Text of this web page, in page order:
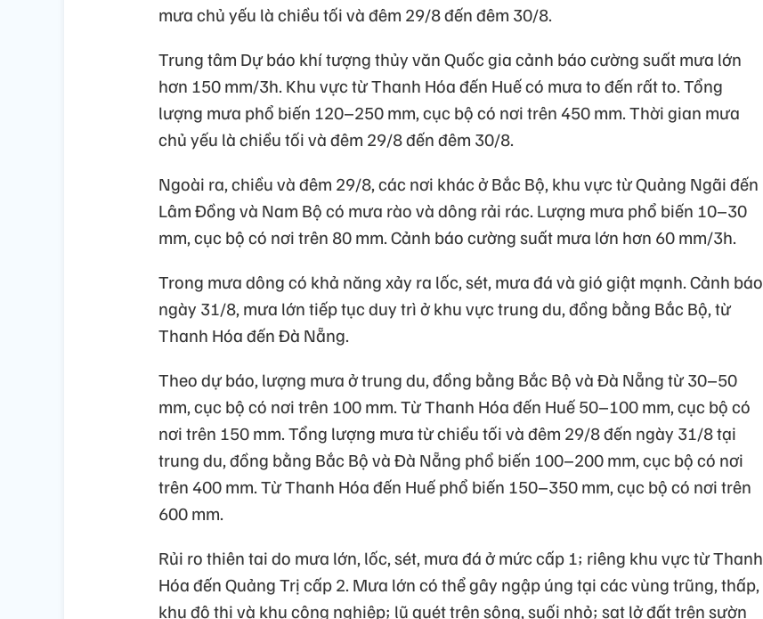
mưa chủ yếu là chiều tối và đêm 29/8 đến đêm 30/8.
Trung tâm Dự báo khí tượng thủy văn Quốc gia cảnh báo cường suất mưa lớn
hơn 150 mm/3h. Khu vực từ Thanh Hóa đến Huế có mưa to đến rất to. Tổng
lượng mưa phổ biến 120–250 mm, cục bộ có nơi trên 450 mm. Thời gian mưa
chủ yếu là chiều tối và đêm 29/8 đến đêm 30/8.
Ngoài ra, chiều và đêm 29/8, các nơi khác ở Bắc Bộ, khu vực từ Quảng Ngãi đến
Lâm Đồng và Nam Bộ có mưa rào và dông rải rác. Lượng mưa phổ biến 10–30
mm, cục bộ có nơi trên 80 mm. Cảnh báo cường suất mưa lớn hơn 60 mm/3h.
Trong mưa dông có khả năng xảy ra lốc, sét, mưa đá và gió giật mạnh. Cảnh báo
ngày 31/8, mưa lớn tiếp tục duy trì ở khu vực trung du, đồng bằng Bắc Bộ, từ
Thanh Hóa đến Đà Nẵng.
Theo dự báo, lượng mưa ở trung du, đồng bằng Bắc Bộ và Đà Nẵng từ 30–50
mm, cục bộ có nơi trên 100 mm. Từ Thanh Hóa đến Huế 50–100 mm, cục bộ có
nơi trên 150 mm. Tổng lượng mưa từ chiều tối và đêm 29/8 đến ngày 31/8 tại
trung du, đồng bằng Bắc Bộ và Đà Nẵng phổ biến 100–200 mm, cục bộ có nơi
trên 400 mm. Từ Thanh Hóa đến Huế phổ biến 150–350 mm, cục bộ có nơi trên
600 mm.
Rủi ro thiên tai do mưa lớn, lốc, sét, mưa đá ở mức cấp 1; riêng khu vực từ Thanh
Hóa đến Quảng Trị cấp 2. Mưa lớn có thể gây ngập úng tại các vùng trũng, thấp,
khu đô thị và khu công nghiệp; lũ quét trên sông, suối nhỏ; sạt lở đất trên sườn